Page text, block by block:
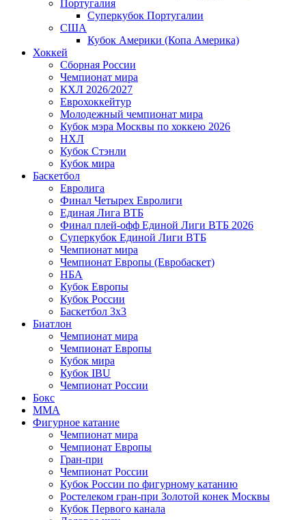
Португалия
Суперкубок Португалии
США
Кубок Америки (Копа Америка)
Хоккей
Сборная России
Чемпионат мира
КХЛ 2026/2027
Еврохоккейтур
Молодежный чемпионат мира
Кубок мэра Москвы по хоккею 2026
НХЛ
Кубок Стэнли
Кубок мира
Баскетбол
Евролига
Финал Четырех Евролиги
Единая Лига ВТБ
Финал плей-офф Единой Лиги ВТБ 2026
Суперкубок Единой Лиги ВТБ
Чемпионат мира
Чемпионат Европы (Евробаскет)
НБА
Кубок Европы
Кубок России
Баскетбол 3х3
Биатлон
Чемпионат мира
Чемпионат Европы
Кубок мира
Кубок IBU
Чемпионат России
Бокс
MMA
Фигурное катание
Чемпионат мира
Чемпионат Европы
Гран-при
Чемпионат России
Кубок России по фигурному катанию
Ростелеком гран-при Золотой конек Москвы
Кубок Первого канала